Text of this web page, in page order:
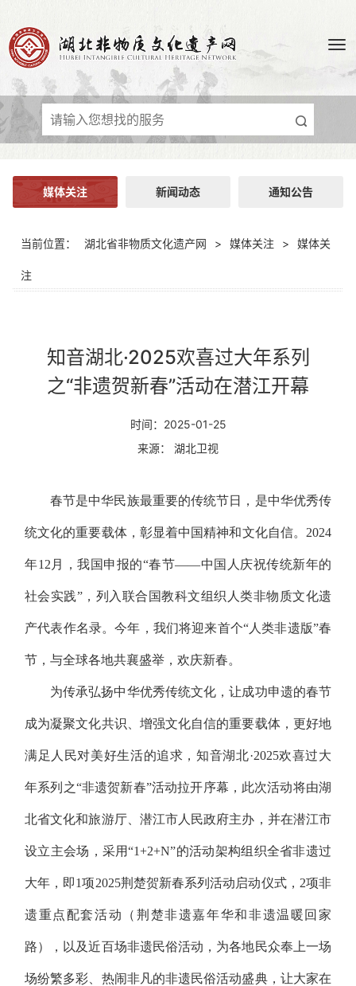
媒体关注 新闻动态 通知公告
当前位置： 湖北省非物质文化遗产网 > 媒体关注 > 媒体关
注
知音湖北·2025欢喜过大年系列
之“非遗贺新春”活动在潜江开幕
时间：2025-01-25
来源： 湖北卫视
春节是中华民族最重要的传统节日，是中华优秀传
统文化的重要载体，彰显着中国精神和文化自信。2024
年12月，我国申报的“春节——中国人庆祝传统新年的
社会实践”，列入联合国教科文组织人类非物质文化遗
产代表作名录。今年，我们将迎来首个“人类非遗版”春
节，与全球各地共襄盛举，欢庆新春。
为传承弘扬中华优秀传统文化，让成功申遗的春节
成为凝聚文化共识、增强文化自信的重要载体，更好地
满足人民对美好生活的追求，知音湖北·2025欢喜过大
年系列之“非遗贺新春”活动拉开序幕，此次活动将由湖
北省文化和旅游厅、潜江市人民政府主办，并在潜江市
设立主会场，采用“1+2+N”的活动架构组织全省非遗过
大年，即1项2025荆楚贺新春系列活动启动仪式，2项非
遗重点配套活动（荆楚非遗嘉年华和非遗温暖回家
路），以及近百场非遗民俗活动，为各地民众奉上一场
场纷繁多彩、热闹非凡的非遗民俗活动盛典，让大家在